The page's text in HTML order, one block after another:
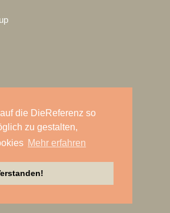
die DieReferenz so
zu gestalten,
Mehr erfahren